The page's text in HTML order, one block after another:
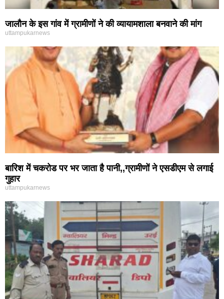
जालौन के इस गांव में ग्रामीणों ने की व्यायामशाला बनवाने की मांग
uttampukarnews
बारिश में चकरोड पर भर जाता है पानी,,ग्रामीणों ने एसडीएम से लगाई
गुहार
uttampukarnews